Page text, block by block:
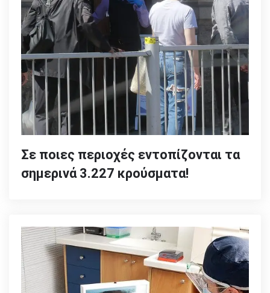
Σε ποιες περιοχές εντοπίζονται τα
σημερινά 3.227 κρούσματα!